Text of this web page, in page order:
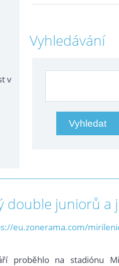
v
Vyhledávání
double juniorů a
eu.zonerama.com/
proběhlo na stadiónu